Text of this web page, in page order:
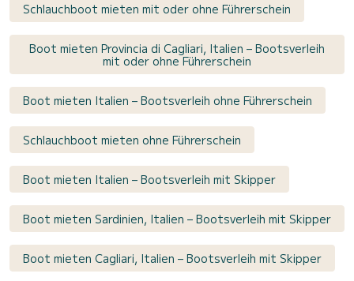
Schlauchboot mieten mit oder ohne Führerschein
Boot mieten Provincia di Cagliari, Italien – Bootsverleih
mit oder ohne Führerschein
Boot mieten Italien – Bootsverleih ohne Führerschein
Schlauchboot mieten ohne Führerschein
Boot mieten Italien – Bootsverleih mit Skipper
Boot mieten Sardinien, Italien – Bootsverleih mit Skipper
Boot mieten Cagliari, Italien – Bootsverleih mit Skipper